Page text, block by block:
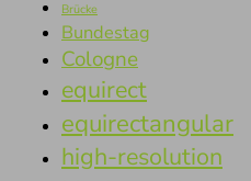
Brücke
Bundestag
Cologne
equirect
equirectangular
high-resolution